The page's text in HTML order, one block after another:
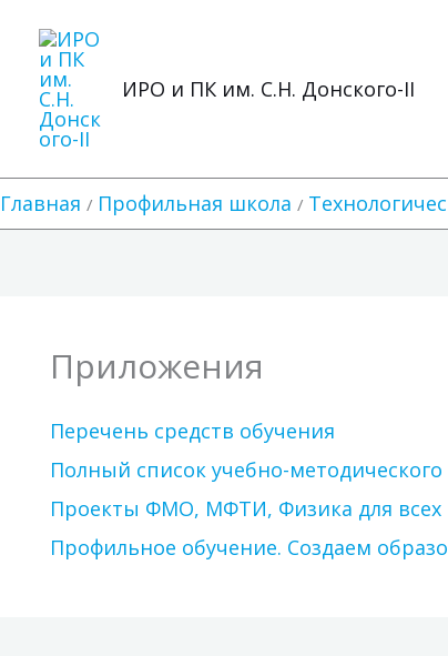
содержимому
ИРО и ПК им. С.Н. Донского-II
Главная Профильная школа
Приложения
Перечень средств обучения
Полный список учебно-
Проекты ФМО, МФТИ, Физика для всех
Профильное обучение. Создаем